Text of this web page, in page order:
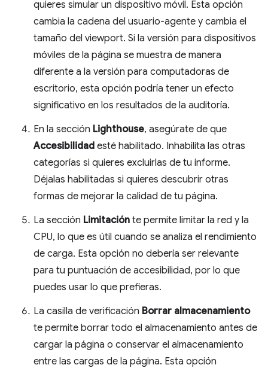
quieres simular un dispositivo móvil. Esta opción
cambia la cadena del usuario-agente y cambia el
tamaño del viewport. Si la versión para dispositivos
móviles de la página se muestra de manera
diferente a la versión para computadoras de
escritorio, esta opción podría tener un efecto
significativo en los resultados de la auditoría.
En la sección Lighthouse, asegúrate de que
Accesibilidad esté habilitado. Inhabilita las otras
categorías si quieres excluirlas de tu informe.
Déjalas habilitadas si quieres descubrir otras
formas de mejorar la calidad de tu página.
La sección Limitación te permite limitar la red y la
CPU, lo que es útil cuando se analiza el rendimiento
de carga. Esta opción no debería ser relevante
para tu puntuación de accesibilidad, por lo que
puedes usar lo que prefieras.
La casilla de verificación Borrar almacenamiento
te permite borrar todo el almacenamiento antes de
cargar la página o conservar el almacenamiento
entre las cargas de la página. Esta opción